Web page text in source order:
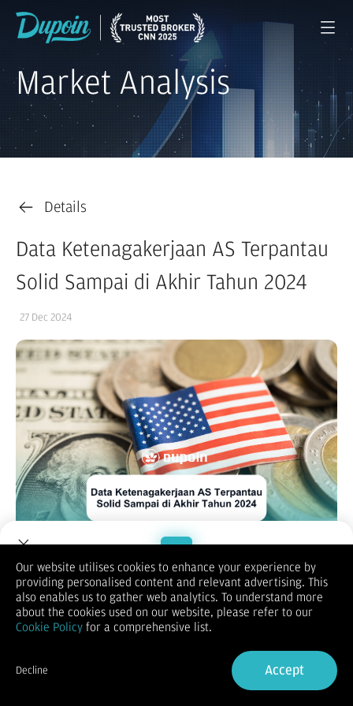
Market Analysis
Details
Data Ketenagakerjaan AS Terpantau
Solid Sampai di Akhir Tahun 2024
27 Dec 2024
Jumlah warga Amerika yang mengajukan aplikasi baru untuk
tunjangan pengangguran turun ke level terendah dalam
sebulan minggu lalu, konsisten dengan pasar tenaga kerja AS
yang mendingin tetapi masih sehat yang kemungkinan akan
membuat pejabat Federal Reserve tidak memangkas suku
menentu sejak Thanksgiving, yang menurut para ekonom
merupakan hasil dari masalah musiman yang terkait dengan
peningkatan pekerja sementara yang direkrut oleh
Welcome to Dupoin.
Trade with a Trusted Broker
Sign in
Our website utilises cookies to enhance your experience by
providing personalised content and relevant advertising. This
also enables us to gather web analytics. To understand more
about the cookies used on our website, please refer to our
Cookie Policy for a comprehensive list.
Decline Accept